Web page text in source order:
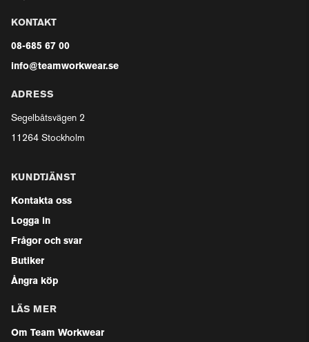
KONTAKT
08-685 67 00
info@teamworkwear.se
ADRESS
Segelbåtsvägen 2
11264 Stockholm
KUNDTJÄNST
Kontakta oss
Logga in
Frågor och svar
Butiker
Ångra köp
LÄS MER
Om Team Workwear